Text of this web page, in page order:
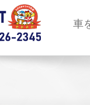
車